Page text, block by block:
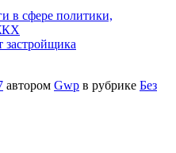
в сфере политики,
застройщика
автором Gwp в рубрике Без